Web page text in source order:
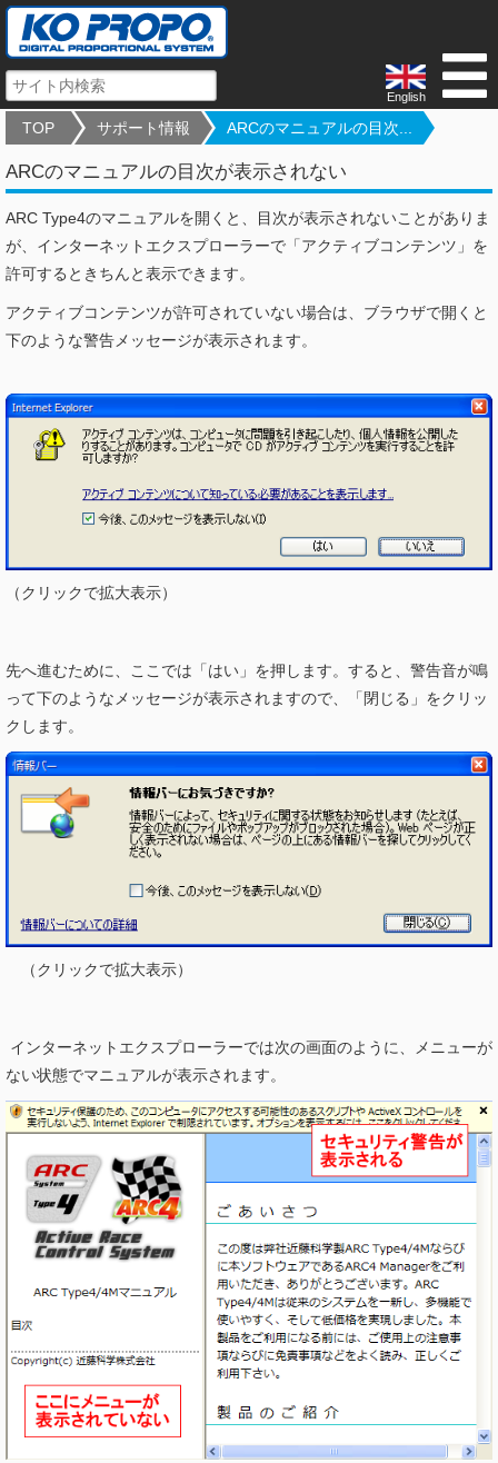
English
TOP サポート情報 ARCのマニュアルの目次...
ARCのマニュアルの目次が表示されない
ARC Type4のマニュアルを開くと、目次が表示されないことがありま
が、インターネットエクスプローラーで「アクティブコンテンツ」を
許可するときちんと表示できます。
アクティブコンテンツが許可されていない場合は、ブラウザで開くと
下のような警告メッセージが表示されます。
（クリックで拡大表示）
先へ進むために、ここでは「はい」を押します。すると、警告音が鳴
って下のようなメッセージが表示されますので、「閉じる」をクリッ
クします。
（クリックで拡大表示）
インターネットエクスプローラーでは次の画面のように、メニューが
ない状態でマニュアルが表示されます。